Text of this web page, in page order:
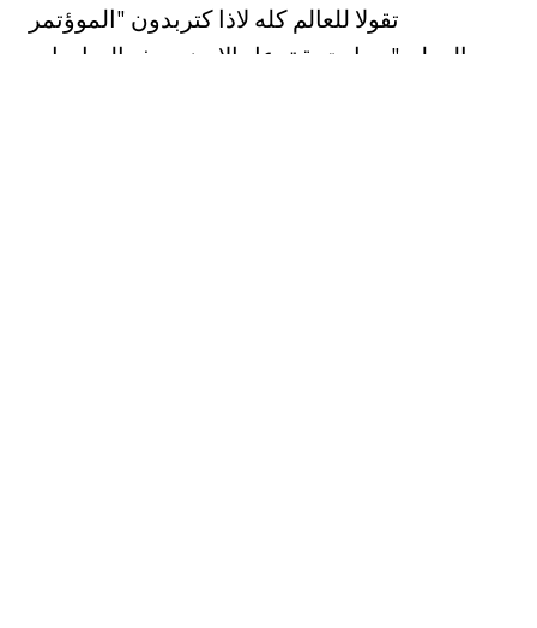
تقولا للعالم كله لاذا كتربدون "الموؤتمر
الدولي" وما متحقق عل الارض بهذه المبادرات